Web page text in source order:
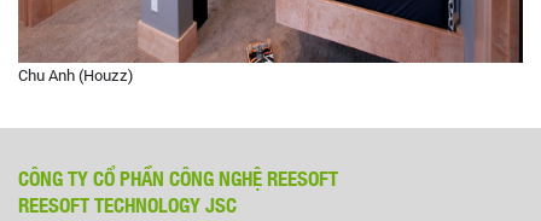
Chu Anh (Houzz)
CÔNG TY CỔ PHẦN CÔNG NGHỆ REESOFT
REESOFT TECHNOLOGY JSC